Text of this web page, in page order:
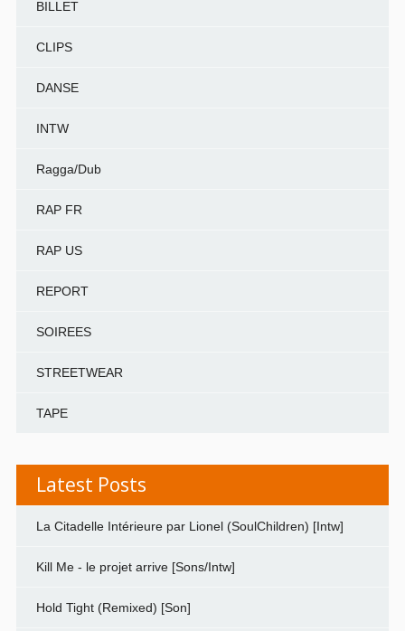
BILLET
CLIPS
DANSE
INTW
Ragga/Dub
RAP FR
RAP US
REPORT
SOIREES
STREETWEAR
TAPE
Latest Posts
La Citadelle Intérieure par Lionel (SoulChildren) [Intw]
Kill Me - le projet arrive [Sons/Intw]
Hold Tight (Remixed) [Son]